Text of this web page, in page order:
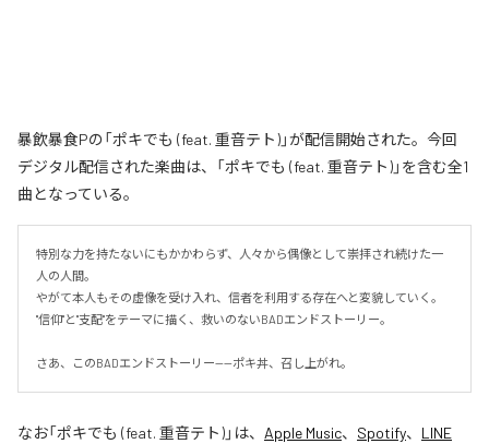
暴飲暴食Pの「ポキでも (feat. 重音テト)」が配信開始された。今回
デジタル配信された楽曲は、「ポキでも (feat. 重音テト)」を含む全1
曲となっている。
特別な力を持たないにもかかわらず、人々から偶像として崇拝され続けた一
人の人間。
やがて本人もその虚像を受け入れ、信者を利用する存在へと変貌していく。
"信仰"と"支配"をテーマに描く、救いのないBADエンドストーリー。
さあ、このBADエンドストーリー——ポキ丼、召し上がれ。
なお「ポキでも (feat. 重音テト)」は、 Apple Music、 Spotify、 LINE